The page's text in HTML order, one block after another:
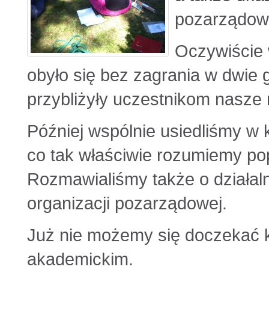
Oczywiście
obyło się bez zagrania w
przybliżyły uczestnikom nasze
Później wspólnie usiedliśmy w
co tak właściwie rozumiemy
Rozmawialiśmy także o
organizacji pozarządowej.
Już nie możemy się doczekać
akademickim.